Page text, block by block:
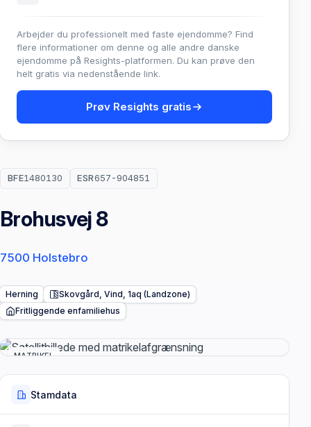
BFE1480130 ESR657-904851
Brohusvej 8
7500 Holstebro
Herning
Skovgård, Vind, 1aq (Landzone)
Fritliggende enfamiliehus
MATRIKEL
Stamdata
Arbejder du professionelt med faste ejendomme? Find
flere informationer om denne og alle andre danske
ejendomme på Resights-platformen. Du kan prøve den
helt gratis via nedenstående link.
Prøv Resights gratis